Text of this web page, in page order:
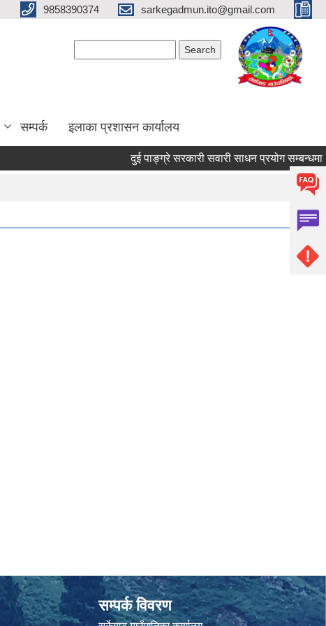
9858390374 sarkegadmun.ito@gmail.com
सम्पर्क इलाका प्रशासन कार्यालय
दुई पाङ्ग्रे सरकारी सवारी साधन प्रयोग सम्बन्धमा ।
सम्पर्क विवरण